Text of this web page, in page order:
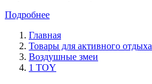
Подробнее
Главная
Товары для активного отдыха
Воздушные змеи
1 TOY